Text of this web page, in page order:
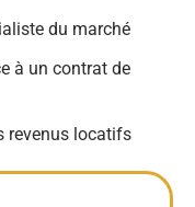
du marché
à un contrat de
revenus locatifs